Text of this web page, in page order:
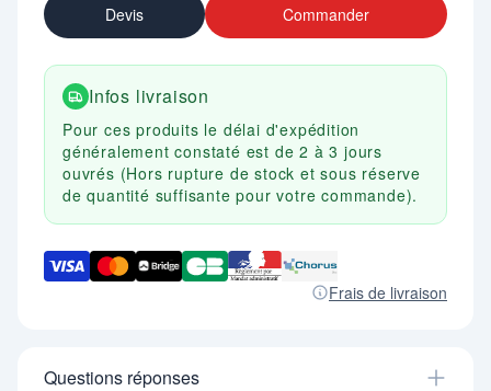
Devis Commander
Infos livraison
Pour ces produits le délai d'expédition
généralement constaté est de 2 à 3 jours
ouvrés (Hors rupture de stock et sous réserve
de quantité suffisante pour votre commande).
Frais de livraison
Questions réponses